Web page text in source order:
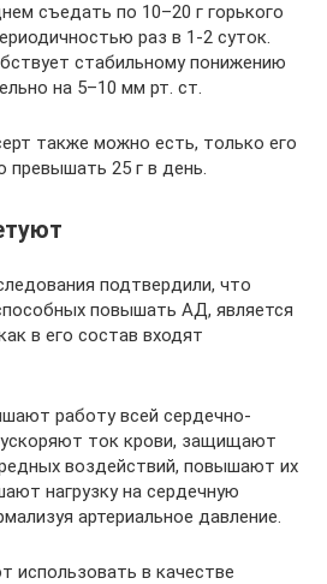
съедать по 10–20 г горького
раз в 1-2 суток.
стабильному понижению
на 5–10 мм рт. ст.
также можно есть, только его
превышать 25 г в день.
подтвердили, что
повышать АД, является
в его состав входят
работу всей сердечно-
ток крови, защищают
воздействий, повышают их
нагрузку на сердечную
артериальное давление.
использовать в качестве